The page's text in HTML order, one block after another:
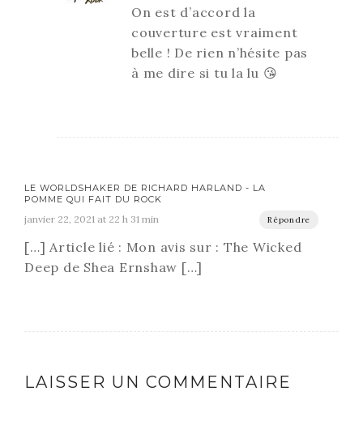
On est d’accord la
couverture est vraiment
belle ! De rien n’hésite pas
à me dire si tu la lu 😘
LE WORLDSHAKER DE RICHARD HARLAND - LA
POMME QUI FAIT DU ROCK
janvier 22, 2021 at 22 h 31 min Répondre
[…] Article lié : Mon avis sur : The Wicked
Deep de Shea Ernshaw […]
LAISSER UN COMMENTAIRE